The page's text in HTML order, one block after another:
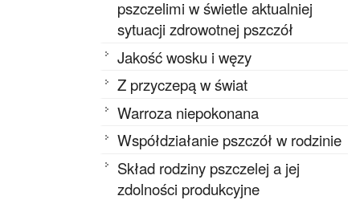
pszczelimi w świetle aktualniej
sytuacji zdrowotnej pszczół
Jakość wosku i węzy
Z przyczepą w świat
Warroza niepokonana
Współdziałanie pszczół w rodzinie
Skład rodziny pszczelej a jej
zdolności produkcyjne